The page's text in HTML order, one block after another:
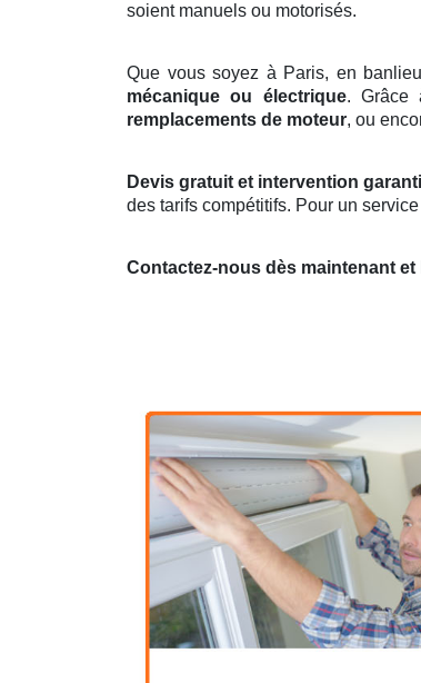
soient manuels ou motorisés.
Que vous soyez à Paris, en
mécanique ou électrique. Grâce
remplacements de moteur, ou
Devis gratuit et intervention
des tarifs compétitifs. Pour un
Contactez-nous dès maintenant